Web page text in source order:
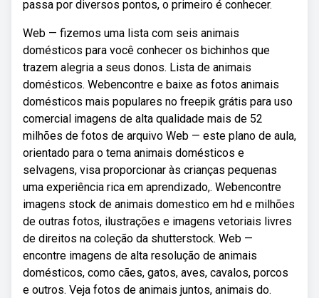
passa por diversos pontos, o primeiro é conhecer.
Web — fizemos uma lista com seis animais
domésticos para você conhecer os bichinhos que
trazem alegria a seus donos. Lista de animais
domésticos. Webencontre e baixe as fotos animais
domésticos mais populares no freepik grátis para uso
comercial imagens de alta qualidade mais de 52
milhões de fotos de arquivo Web — este plano de aula,
orientado para o tema animais domésticos e
selvagens, visa proporcionar às crianças pequenas
uma experiência rica em aprendizado,. Webencontre
imagens stock de animais domestico em hd e milhões
de outras fotos, ilustrações e imagens vetoriais livres
de direitos na coleção da shutterstock. Web —
encontre imagens de alta resolução de animais
domésticos, como cães, gatos, aves, cavalos, porcos
e outros. Veja fotos de animais juntos, animais do.